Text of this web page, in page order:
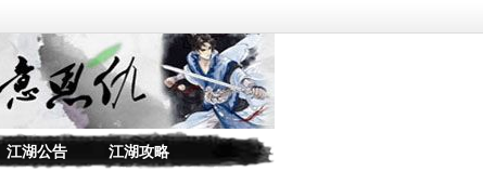
江湖公告 江湖攻略